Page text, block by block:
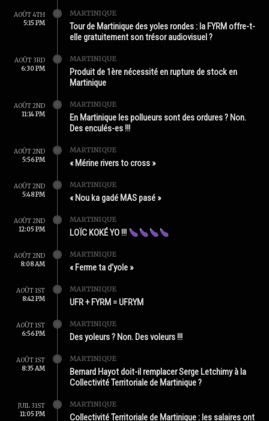
AOÛT 4TH
5:15 PM
MARTINIQUE
Tour de Martinique des yoles rondes : la FYRM offre-t-
elle gratuitement son trésor audiovisuel ?
AOÛT 3RD
6:30 PM
MARTINIQUE
Produit de 1ère nécessité en rupture de stock en
Martinique
AOÛT 2ND
11:14 PM
MARTINIQUE
En Martinique les pollueurs sont des ordures ? Non.
Des enculés-es !!!
AOÛT 2ND
5:56 PM
MARTINIQUE
« Mérine rivers to cross »
AOÛT 2ND
5:48 PM
MARTINIQUE
« Nou ka gadé MAS pasé »
AOÛT 2ND
12:05 PM
MARTINIQUE
LOÏC KOKÉ YO !!!
AOÛT 2ND
8:08 AM
MARTINIQUE
« Ferme ta d’yole »
AOÛT 1ST
8:42 PM
MARTINIQUE
UFR + FYRM = UFRYM
AOÛT 1ST
6:56 PM
MARTINIQUE
Des yoleurs ? Non. Des voleurs !!!
AOÛT 1ST
8:35 AM
MARTINIQUE
Bernard Hayot doit-il remplacer Serge Letchimy à la
Collectivité Territoriale de Martinique ?
JUIL 31ST
11:05 PM
MARTINIQUE
Collectivité Territoriale de Martinique : les salaires ont